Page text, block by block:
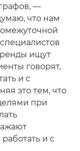
—
что нам
ищут
говорят,
и с
это тем, что
при
и с